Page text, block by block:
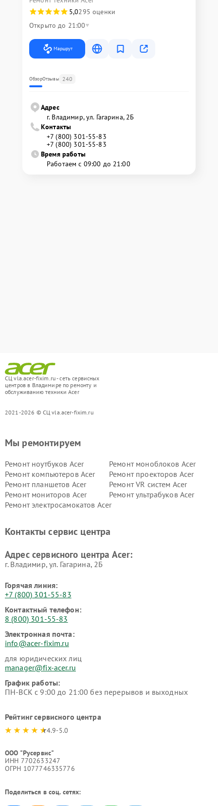
5,0295 оценки
Открыто до 21:00
Маршрут
ОбзорОтзывы 240
Адрес
г. Владимир, ул. Гагарина, 2Б
Контакты
+7 (800) 301-55-83
+7 (800) 301-55-83
Время работы
Работаем с 09:00 до 21:00
СЦ vla.acer-fixim.ru - сеть сервисных
центров в Владимире по ремонту и
обслуживанию техники Acer
2021-2026 © СЦ vla.acer-fixim.ru
Мы ремонтируем
Ремонт ноутбуков Acer
Ремонт моноблоков Acer
Ремонт компьютеров Acer
Ремонт проекторов Acer
Ремонт планшетов Acer
Ремонт VR систем Acer
Ремонт мониторов Acer
Ремонт ультрабуков Acer
Ремонт электросамокатов Acer
Контакты сервис центра
Адрес сервисного центра Acer:
г. Владимир, ул. Гагарина, 2Б
Горячая линия:
+7 (800) 301-55-83
Контактный телефон:
8 (800) 301-55-83
Электронная почта:
info@acer-fixim.ru
для юридических лиц
manager@fix-acer.ru
График работы:
ПН-ВСК с 9:00 до 21:00 без перерывов и выходных
Рейтинг сервисного центра
4.9-5.0
ООО "Русервис"
ИНН 7702633247
ОГРН 1077746335776
Поделиться в соц. сетях: